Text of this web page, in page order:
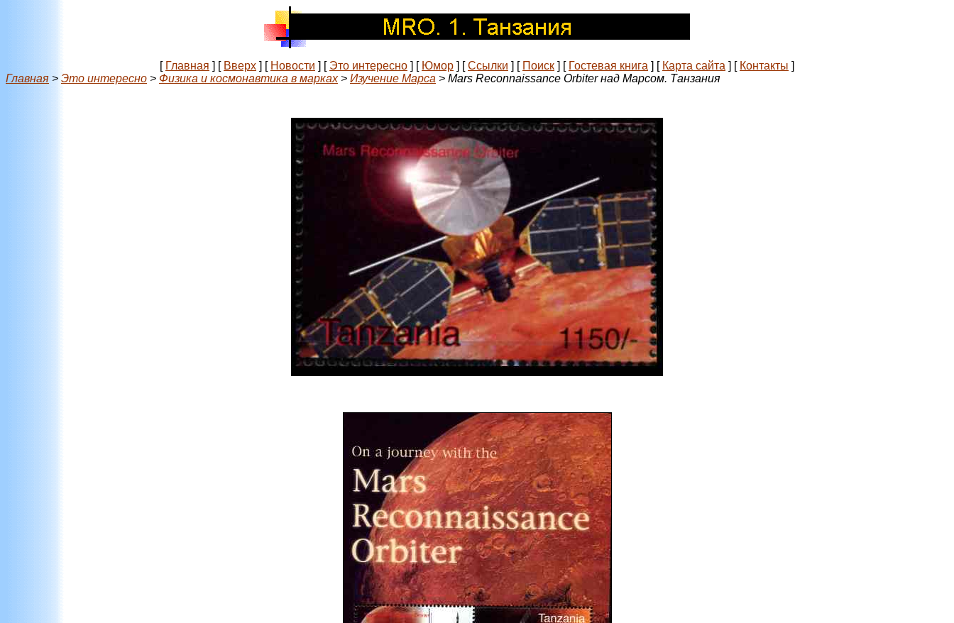
[ Главная ] [ Вверх ] [ Новости ] [ Это интересно ] [ Юмор ] [Ссылки ] [ Поиск ] [ Гостевая книга ] [ Карта сайта ] [ Контакты ]
Главная > Это интересно > Физика и космонавтика в марках> Изучение Марса > Mars Reconnaissance Orbiter над Марсом. Танзания